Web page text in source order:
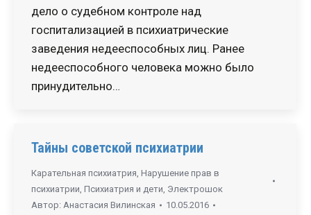
дело о судебном контроле над
госпитализацией в психиатрические
заведения недееспособных лиц. Ранее
недееспособного человека можно было
принудительно…
Тайны советской психиатрии
Карательная психиатрия, Нарушение прав в
психиатрии, Психиатрия и дети, Электрошок
Автор: Анастасия Вилинская
10.05.2016